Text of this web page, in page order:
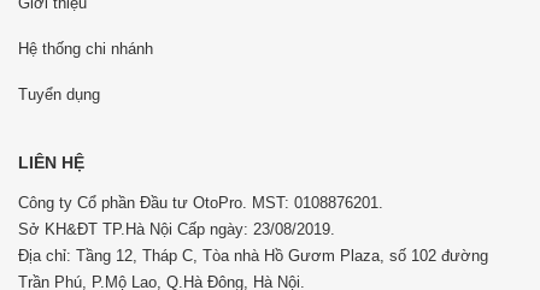
Hệ thống chi nhánh
Tuyển dụng
LIÊN HỆ
Công ty Cổ phần Đầu tư OtoPro. MST: 0108876201.
Sở KH&ĐT TP.Hà Nội Cấp ngày: 23/08/2019.
Địa chỉ: Tầng 12, Tháp C, Tòa nhà Hồ Gươm Plaza, số 102 đường
Trần Phú, P.Mộ Lao, Q.Hà Đông, Hà Nội.